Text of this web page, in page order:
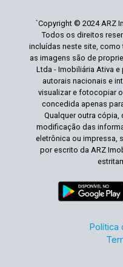
`Copyright © 2024 ARZ
Todos os direitos
incluídas neste site,
as imagens são de
Ltda - Imobiliária Ativa
autorais nacionais e
visualizar e fotocopiar
concedida apenas
Qualquer outra
modificação das
eletrônica ou impressa,
por escrito da ARZ
Política